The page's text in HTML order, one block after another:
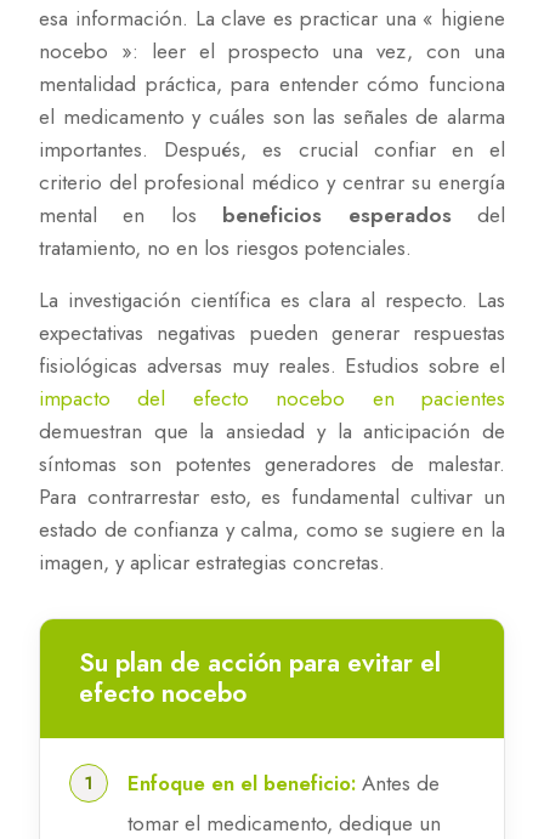
esa información. La clave es practicar una « higiene
nocebo »: leer el prospecto una vez, con una
mentalidad práctica, para entender cómo funciona
el medicamento y cuáles son las señales de alarma
importantes. Después, es crucial confiar en el
criterio del profesional médico y centrar su energía
mental en los beneficios esperadosdel
tratamiento, no en los riesgos potenciales.
La investigación científica es clara al respecto. Las
expectativas negativas pueden generar respuestas
fisiológicas adversas muy reales. Estudios sobre el
impacto del efecto nocebo en pacientes
demuestran que la ansiedad y la anticipación de
síntomas son potentes generadores de malestar.
Para contrarrestar esto, es fundamental cultivar un
estado de confianza y calma, como se sugiere en la
imagen, y aplicar estrategias concretas.
Su plan de acción para evitar el
efecto nocebo
Enfoque en el beneficio: Antes de
tomar el medicamento, dedique un